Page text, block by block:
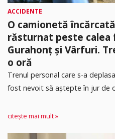
ACCIDENTE
O camionetă
răsturnat peste
Gurahonț și Vârfuri.
o oră
Trenul personal care s-a
fost nevoit să aștepte în jur de
citește mai mult »